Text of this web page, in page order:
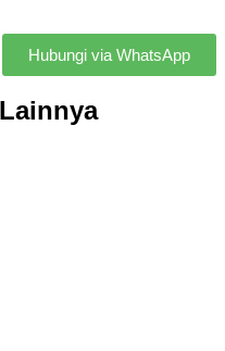
Hubungi via WhatsApp